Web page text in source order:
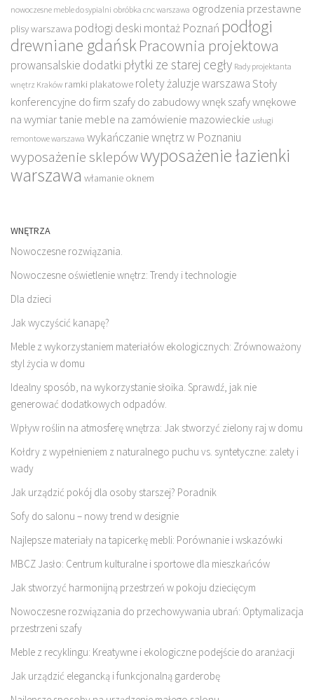
nowoczesne meble do sypialni obróbka cnc warszawa ogrodzenia przestawne
plisy warszawa podłogi deski montaż Poznań podłogi
drewniane gdańskPracownia projektowa
prowansalskie dodatki płytki ze starej cegły Rady projektanta
wnętrz Kraków ramki plakatowe rolety żaluzje warszawa Stoły
konferencyjne do firm szafy do zabudowy wnęk szafy wnękowe
na wymiar tanie meble na zamówienie mazowieckie usługi
remontowe warszawa wykańczanie wnętrz w Poznaniu
wyposażenie sklepówwyposażenie łazienki
warszawa włamanie oknem
WNĘTRZA
Nowoczesne rozwiązania.
Nowoczesne oświetlenie wnętrz: Trendy i technologie
Dla dzieci
Jak wyczyścić kanapę?
Meble z wykorzystaniem materiałów ekologicznych: Zrównoważony
styl życia w domu
Idealny sposób, na wykorzystanie słoika. Sprawdź, jak nie
generować dodatkowych odpadów.
Wpływ roślin na atmosferę wnętrza: Jak stworzyć zielony raj w domu
Kołdry z wypełnieniem z naturalnego puchu vs. syntetyczne: zalety i
wady
Jak urządzić pokój dla osoby starszej? Poradnik
Sofy do salonu – nowy trend w designie
Najlepsze materiały na tapicerkę mebli: Porównanie i wskazówki
MBCZ Jasło: Centrum kulturalne i sportowe dla mieszkańców
Jak stworzyć harmonijną przestrzeń w pokoju dziecięcym
Nowoczesne rozwiązania do przechowywania ubrań: Optymalizacja
przestrzeni szafy
Meble z recyklingu: Kreatywne i ekologiczne podejście do aranżacji
Jak urządzić elegancką i funkcjonalną garderobę